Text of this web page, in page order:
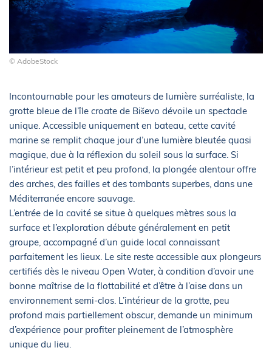
© AdobeStock
Incontournable pour les amateurs de lumière surréaliste, la
grotte bleue de l’île croate de Biševo dévoile un spectacle
unique. Accessible uniquement en bateau, cette cavité
marine se remplit chaque jour d’une lumière bleutée quasi
magique, due à la réflexion du soleil sous la surface. Si
l’intérieur est petit et peu profond, la plongée alentour offre
des arches, des failles et des tombants superbes, dans une
Méditerranée encore sauvage.
L’entrée de la cavité se situe à quelques mètres sous la
surface et l’exploration débute généralement en petit
groupe, accompagné d’un guide local connaissant
parfaitement les lieux. Le site reste accessible aux plongeurs
certifiés dès le niveau Open Water, à condition d’avoir une
bonne maîtrise de la flottabilité et d’être à l’aise dans un
environnement semi-clos. L’intérieur de la grotte, peu
profond mais partiellement obscur, demande un minimum
d’expérience pour profiter pleinement de l’atmosphère
unique du lieu.